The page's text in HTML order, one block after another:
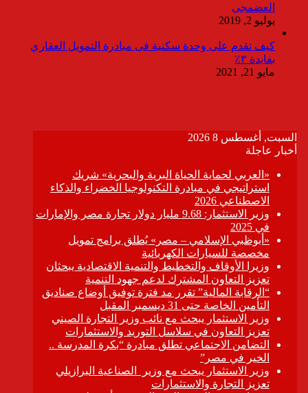
العضمجى
يوليو 2, 2019
كيف تقدم على وحدة سكنية فى مبادرة التمويل العقاري
بفايدة ٣٪
مايو 21, 2021